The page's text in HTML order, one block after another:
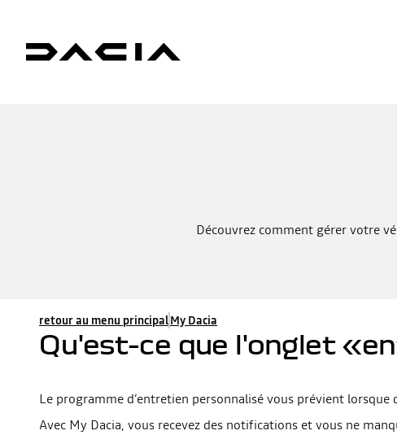
Découvrez comment gérer votre
retour au menu principalMy Dacia
Qu'est-ce que l'onglet
Le programme d’entretien personnalisé vous prévient
Avec My Dacia, vous recevez des notifications et vous ne